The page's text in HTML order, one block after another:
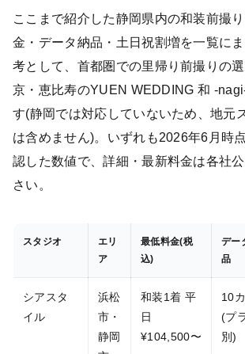
ここまで紹介した静岡県内の和装前撮
金・データ納品・土日祝割増を一覧に
考として、首都圏での里帰り前撮りの
京・恵比寿のYUEN WEDDING 和 -
す(静岡では対応していないため、地元
は含めません)。いずれも2026年6月時
認した数値で、詳細・最新料金は各社
さい。
スタジオ
エリ
ア
最低料金(税
込)
デー
品
シアスタ
イル
浜松
市・
静岡
和装1着 平
日
¥104,500〜
10
(プ
別)